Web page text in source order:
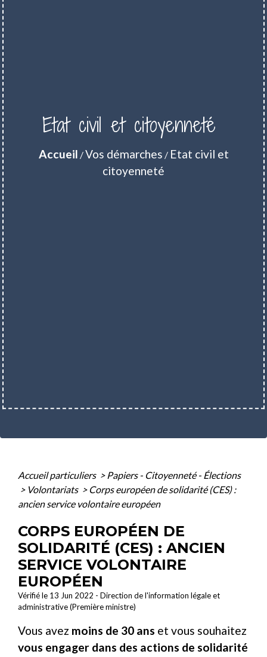
Etat civil et citoyenneté
Accueil /Vos démarches / Etat civil et
citoyenneté
Accueil particuliers > Papiers - Citoyenneté - Élections
> Volontariats > Corps européen de solidarité (CES) :
ancien service volontaire européen
CORPS EUROPÉEN DE
SOLIDARITÉ (CES) : ANCIEN
SERVICE VOLONTAIRE
EUROPÉEN
Vérifié le 13 Jun 2022 - Direction de l'information légale et
administrative (Première ministre)
Vous avez moins de 30 ans et vous souhaitez
vous engager dans des actions de solidarité